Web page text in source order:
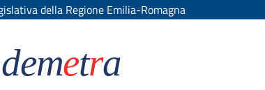
della Regione Emilia-Romagna
demetra